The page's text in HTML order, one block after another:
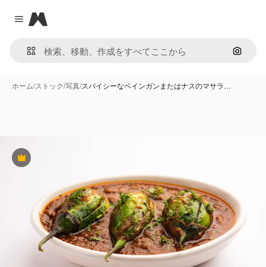
Close menu
Magnific
画像で
ホーム/ストック/写真/スパイシーなベインガンまたはナスのマサラ…
Premium